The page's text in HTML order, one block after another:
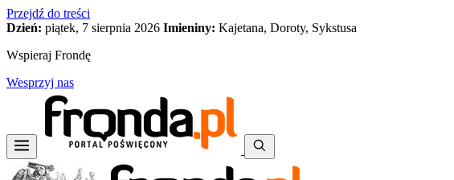
Przejdź do treści
Dzień: piątek, 7 sierpnia 2026 Imieniny: Kajetana, Doroty, Sykstusa
Wspieraj Frondę
Wesprzyj nas